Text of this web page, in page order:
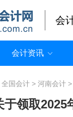
会
会计资讯
全国会计 > 河南会计 >
领取2025